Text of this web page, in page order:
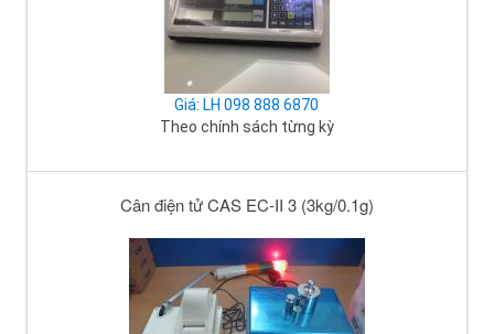
Giá: LH 098 888 6870
Theo chính sách từng kỳ
Cân điện tử CAS EC-II 3 (3kg/0.1g)